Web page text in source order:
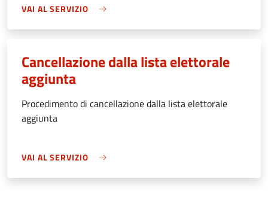
VAI AL SERVIZIO
Cancellazione dalla lista elettorale
aggiunta
Procedimento di cancellazione dalla lista elettorale
aggiunta
VAI AL SERVIZIO